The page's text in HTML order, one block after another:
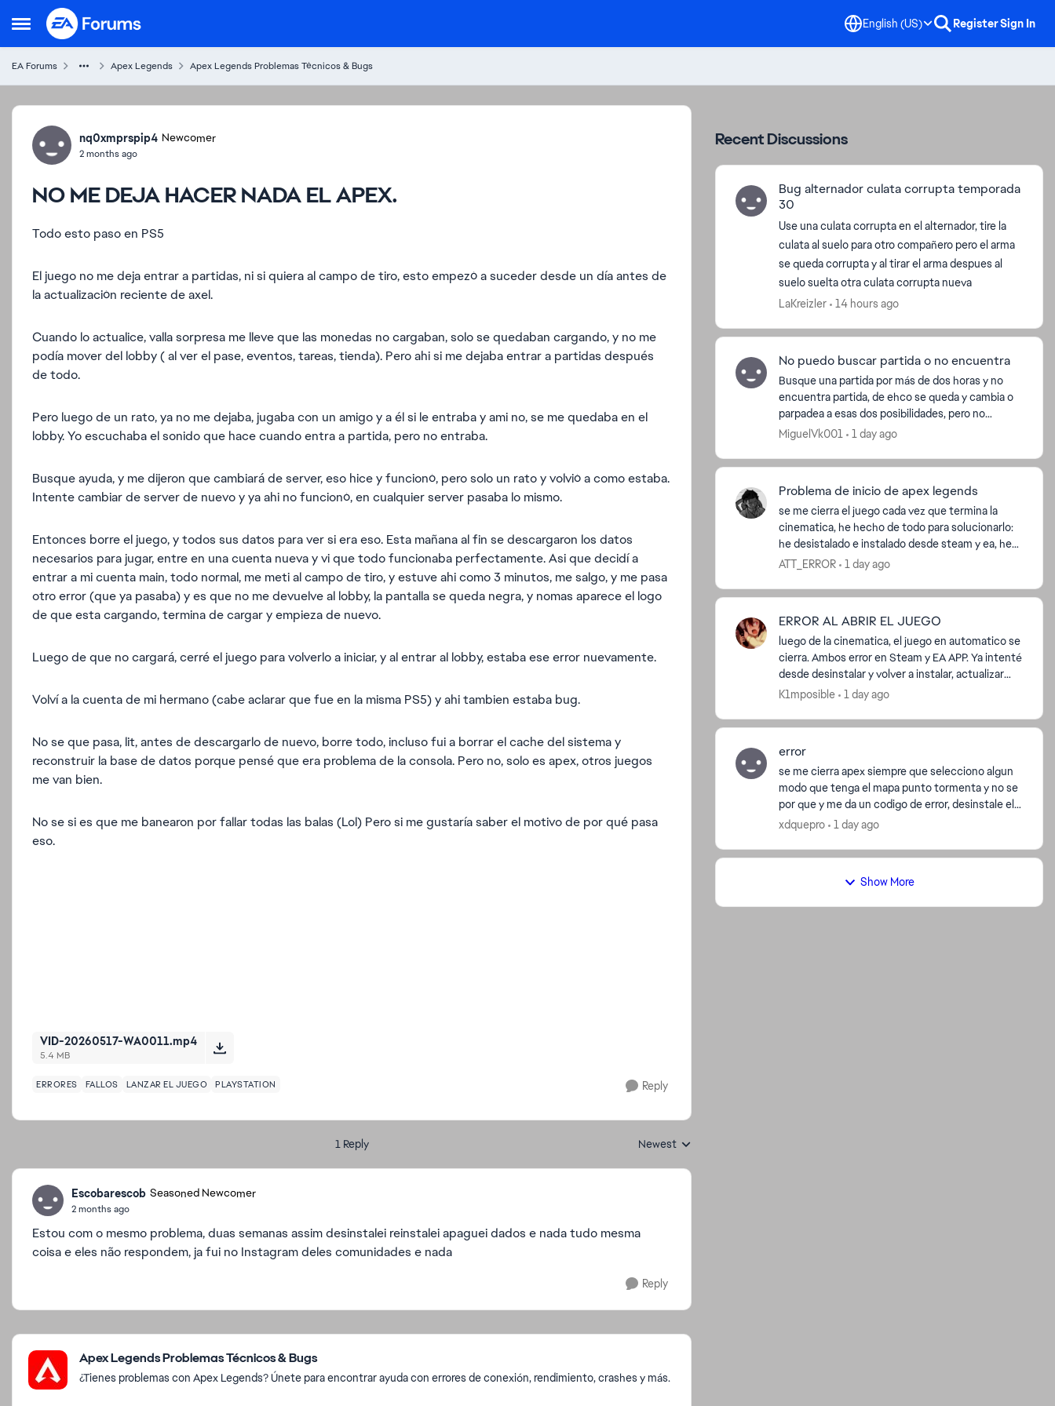
Open Side Menu
Skip to content English (US) RegisterSign In
EA Forums Apex Legends Apex Legends Problemas Técnicos & Bugs
Forum Discussion
nq0xmprspip4 Newcomer
2 months ago
NO ME DEJA HACER NADA EL APEX.
Todo esto paso en PS5
El juego no me deja entrar a partidas, ni si quiera al campo de tiro, esto empezó a suceder desde un día antes de
la actualización reciente de axel.
Cuando lo actualice, valla sorpresa me lleve que las monedas no cargaban, solo se quedaban cargando, y no me
podía mover del lobby ( al ver el pase, eventos, tareas, tienda). Pero ahi si me dejaba entrar a partidas después
de todo.
Pero luego de un rato, ya no me dejaba, jugaba con un amigo y a él si le entraba y ami no, se me quedaba en el
lobby. Yo escuchaba el sonido que hace cuando entra a partida, pero no entraba.
Busque ayuda, y me dijeron que cambiará de server, eso hice y funcionó, pero solo un rato y volvió a como estaba.
Intente cambiar de server de nuevo y ya ahi no funcionó, en cualquier server pasaba lo mismo.
Entonces borre el juego, y todos sus datos para ver si era eso. Esta mañana al fin se descargaron los datos
necesarios para jugar, entre en una cuenta nueva y vi que todo funcionaba perfectamente. Asi que decidí a
entrar a mi cuenta main, todo normal, me meti al campo de tiro, y estuve ahi como 3 minutos, me salgo, y me pasa
otro error (que ya pasaba) y es que no me devuelve al lobby, la pantalla se queda negra, y nomas aparece el logo
de que esta cargando, termina de cargar y empieza de nuevo.
Luego de que no cargará, cerré el juego para volverlo a iniciar, y al entrar al lobby, estaba ese error nuevamente.
Volví a la cuenta de mi hermano (cabe aclarar que fue en la misma PS5) y ahi tambien estaba bug.
No se que pasa, lit, antes de descargarlo de nuevo, borre todo, incluso fui a borrar el cache del sistema y
reconstruir la base de datos porque pensé que era problema de la consola. Pero no, solo es apex, otros juegos
me van bien.
No se si es que me banearon por fallar todas las balas (Lol) Pero si me gustaría saber el motivo de por qué pasa
eso.
VID-20260517-WA0011.mp4
5.4 MB
ERRORES FALLOS LANZAR EL JUEGO PLAYSTATION Reply
1 Reply Replies sorted by
Newest
Escobarescob Seasoned Newcomer
2 months ago
Estou com o mesmo problema, duas semanas assim desinstalei reinstalei apaguei dados e nada tudo mesma
coisa e eles não respondem, ja fui no Instagram deles comunidades e nada
Reply
Featured Places
Apex Legends Problemas Técnicos & Bugs
¿Tienes problemas con Apex Legends? Únete para encontrar ayuda con errores de conexión, rendimiento, crashes y más.
Recent Discussions
Bug alternador culata corrupta temporada
30
Use una culata corrupta en el alternador, tire la
culata al suelo para otro compañero pero el arma
se queda corrupta y al tirar el arma despues al
suelo suelta otra culata corrupta nueva
LaKreizler
14 hours ago
No puedo buscar partida o no encuentra
Busque una partida por más de dos horas y no
encuentra partida, de ehco se queda y cambia o
parpadea a esas dos posibilidades, pero no
encuentra nada, ya desistale, ya instale no se que
MiguelVk001 1 day ago
Problema de inicio de apex legends
se me cierra el juego cada vez que termina la
cinematica, he hecho de todo para solucionarlo:
he desistalado e instalado desde steam y ea, he
puesto de administrador el directx y
ATT_ERROR 1 day ago
ERROR AL ABRIR EL JUEGO
luego de la cinematica, el juego en automatico se
cierra. Ambos error en Steam y EA APP. Ya intenté
desde desinstalar y volver a instalar, actualizar
drivers, NVIDIA, archivos, etc. Y NADA ESTA
K1mposible 1 day ago
error
se me cierra apex siempre que selecciono algun
modo que tenga el mapa punto tormenta y no se
por que y me da un codigo de error, desinstale el
juego y lo instale, verifique los archivos y asi pero
xdquepro 1 day ago
Show More